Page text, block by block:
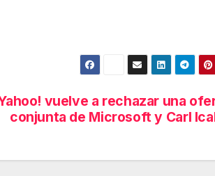
vuelve a rechazar una
conjunta de Microsoft y Carl